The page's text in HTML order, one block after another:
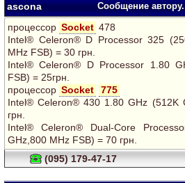
ascona Сообщение автору.
процессор Socket 478
Intel® Celeron® D Processor 325
MHz FSB) = 30 грн.
Intel® Celeron® D Processor 1.80
FSB) = 25грн.
процессор Socket
775
Intel® Celeron® 430 1.80 GHz (512K
грн.
Intel® Celeron® Dual-Core
GHz,800 MHz FSB) = 70 грн.
(095) 179-47-17